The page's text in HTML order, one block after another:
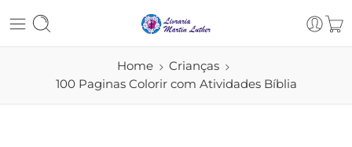
Home
Crianças
100 Paginas Colorir com Atividades Bíblia